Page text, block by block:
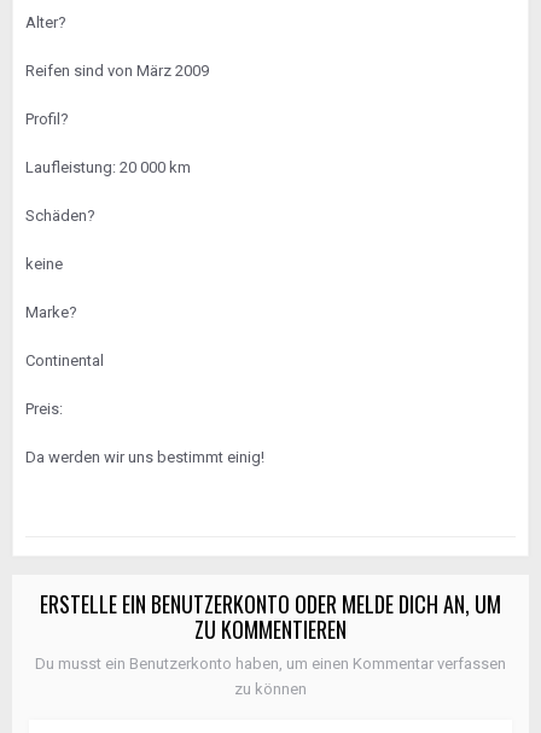
Alter?
Reifen sind von März 2009
Profil?
Laufleistung: 20 000 km
Schäden?
keine
Marke?
Continental
Preis:
Da werden wir uns bestimmt einig!
ERSTELLE EIN BENUTZERKONTO ODER MELDE DICH AN, UM
ZU KOMMENTIEREN
Du musst ein Benutzerkonto haben, um einen Kommentar verfassen
zu können